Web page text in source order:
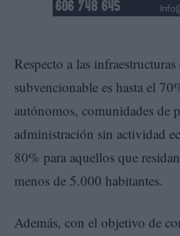
Respecto a las
subvencionable es hasta el
autónomos, comunidades de
administración sin actividad
80% para aquellos que
menos de 5.000 habitantes.
Además, con el objetivo de